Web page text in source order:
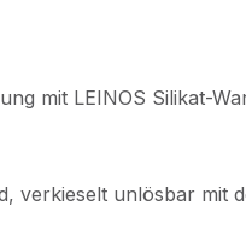
mit LEINOS Silikat-
verkieselt unlösbar mit